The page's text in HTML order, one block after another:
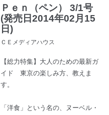
Ｐｅｎ（ペン） 3/1号
(発売日2014年02月15
日)
ＣＥメディアハウス
【総力特集】大人のための最新ガ
イド 東京の楽しみ方、教えま
す。
「洋食」という名の、ヌーベル・